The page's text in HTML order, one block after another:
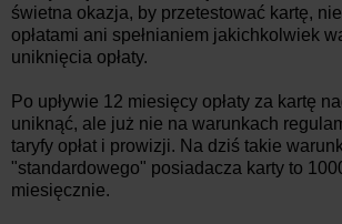
świetna okazja, by przetestować kartę,
opłatami ani spełnianiem jakichkolwiek
uniknięcia opłaty.
Po upływie 12 miesięcy opłaty za kartę
uniknąć, ale już nie na warunkach
taryfy opłat i prowizji. Na dziś takie
"standardowego" posiadacza karty to
miesięcznie.